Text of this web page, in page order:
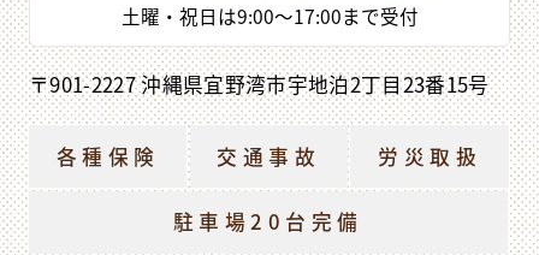
土曜・祝日は9:00〜17:00まで受付
〒901-2227 沖縄県宜野湾市宇地泊2丁目23番15号
各種保険 交通事故 労災取扱
駐車場20台完備